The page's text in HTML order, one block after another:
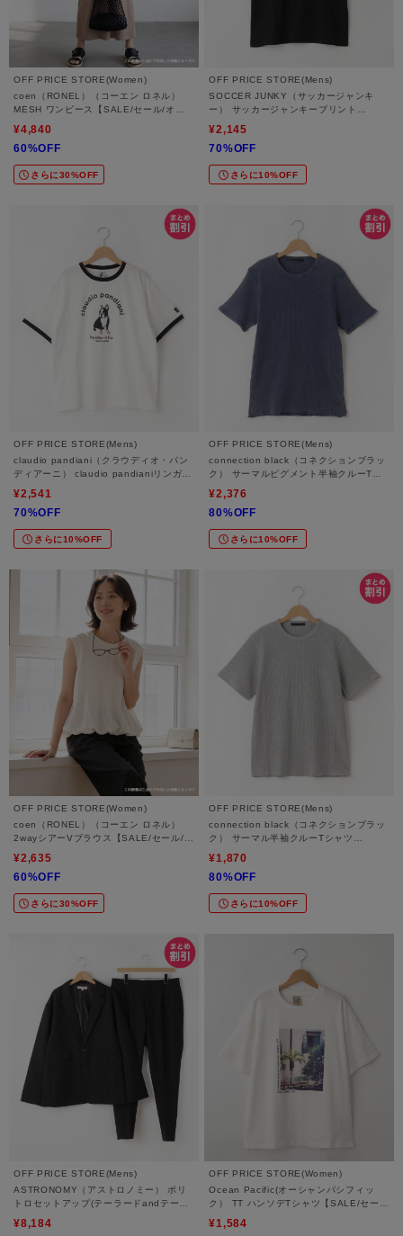
OFF PRICE STORE(Women)
coen（RONEL）（コーエン ロネル）
MESH ワンピース【SALE/セール/オフ
ゆったり】
¥4,840
60%OFF
さらに30%OFF
OFF PRICE STORE(Mens)
SOCCER JUNKY（サッカージャンキ
ー） サッカージャンキープリント
アル/デイリー/トレンド/ユニセックス】
¥2,145
70%OFF
さらに10%OFF
OFF PRICE STORE(Mens)
claudio pandiani（クラウディオ・パン
ディアーニ） claudio pandianiリンガー
ジュアル/デイリー/トレンド/ユニセック
ス】
¥2,541
70%OFF
さらに10%OFF
OFF PRICE STORE(Mens)
connection black（コネクションブラッ
ク） サーマルピグメント半袖クルーTシ
ュアル/デイリー/トレンド/ユニセック
ス】
¥2,376
80%OFF
さらに10%OFF
OFF PRICE STORE(Women)
coen（RONEL）（コーエン ロネル）
2wayシアーVブラウス【SALE/セール/オ
フプライス/カジュアル/デイリー/トレン
ド】
¥2,635
60%OFF
さらに30%OFF
OFF PRICE STORE(Mens)
connection black（コネクションブラッ
ク） サーマル半袖クルーTシャツ
【SALE/セール/オフプライス/カジュア
ル/デイリー/トレンド/ユニセックス】
¥1,870
80%OFF
さらに10%OFF
OFF PRICE STORE(Mens)
ASTRONOMY（アストロノミー） ポリ
トロセットアップ(テーラードandテーパ
¥8,184
OFF PRICE STORE(Women)
Ocean Pacific(オーシャンパシフィッ
ク） TT ハンソデTシャツ【SALE/セー
レンド】
¥1,584